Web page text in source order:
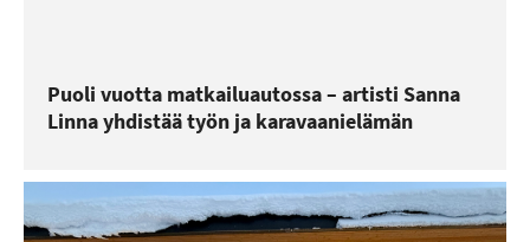
Puoli vuotta matkailuautossa – artisti Sanna
Linna yhdistää työn ja karavaanielämän